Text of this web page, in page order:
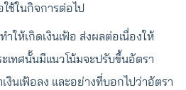
ใช้ในกิจการต่อไป
ำให้เกิดเงินเฟ้อ ส่งผลต่อเนื่องให้
เทศนั้นมีแนวโน้มจะปรับขึ้นอัตรา
งินเฟ้อลง และอย่างที่บอกไปว่าอัตรา